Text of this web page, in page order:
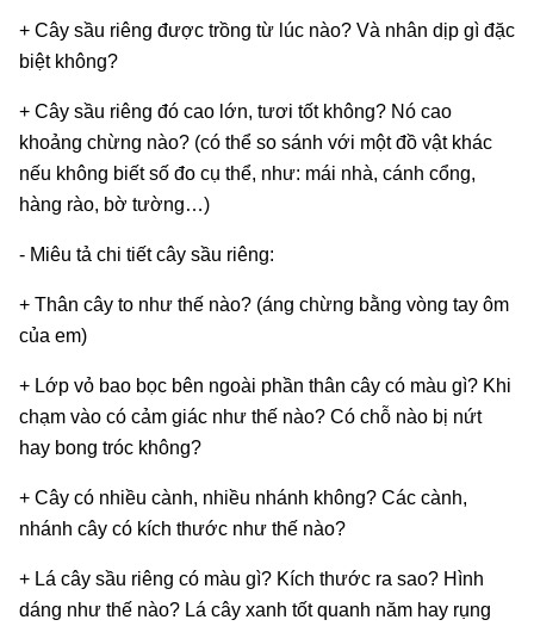
+ Cây sầu riêng được trồng từ lúc nào? Và nhân dịp gì đặc
biệt không?
+ Cây sầu riêng đó cao lớn, tươi tốt không? Nó cao
khoảng chừng nào? (có thể so sánh với một đồ vật khác
nếu không biết số đo cụ thể, như: mái nhà, cánh cổng,
hàng rào, bờ tường…)
- Miêu tả chi tiết cây sầu riêng:
+ Thân cây to như thế nào? (áng chừng bằng vòng tay ôm
của em)
+ Lớp vỏ bao bọc bên ngoài phần thân cây có màu gì? Khi
chạm vào có cảm giác như thế nào? Có chỗ nào bị nứt
hay bong tróc không?
+ Cây có nhiều cành, nhiều nhánh không? Các cành,
nhánh cây có kích thước như thế nào?
+ Lá cây sầu riêng có màu gì? Kích thước ra sao? Hình
dáng như thế nào? Lá cây xanh tốt quanh năm hay rụng